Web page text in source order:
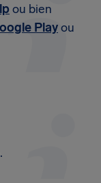
ou bien
Playou